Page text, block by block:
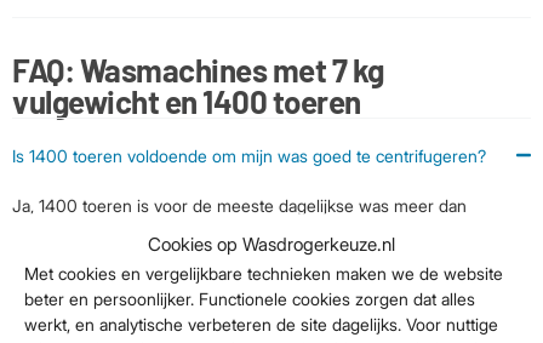
Cookies op Wasdrogerkeuze.nl
Met cookies en vergelijkbare technieken maken we de website
beter en persoonlijker. Functionele cookies zorgen dat alles
werkt, en analytische verbeteren de site dagelijks. Voor nuttige
FAQ: Wasmachines met 7 kg
vulgewicht en 1400 toeren
Is 1400 toeren voldoende om mijn was goed te centrifugeren?
Ja, 1400 toeren is voor de meeste dagelijkse was meer dan
kleding geslingerd, wat perfect is voor alledaagse items zoals shirts,
broeken en beddengoed. Voor handdoeken is dit toerental ideaal
om ze sneller te laten drogen, terwijl je voor delicate kleding altijd
een lager toerental kunt instellen (600-800 toeren) om de stoffen te